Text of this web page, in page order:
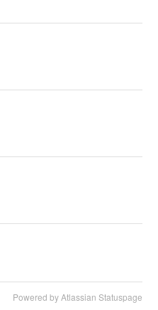
Powered by Atlassian Statuspage